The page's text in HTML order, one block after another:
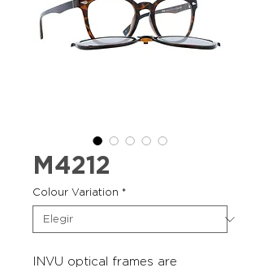
M4212
Colour Variation *
INVU optical frames are